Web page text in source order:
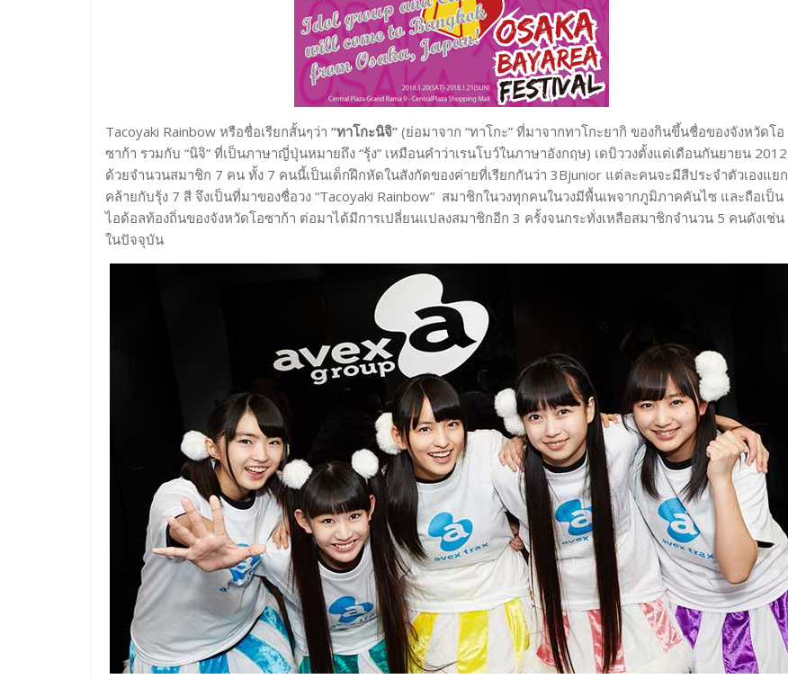
Tacoyaki Rainbow หรือชื่อเรียกสั้นๆว่า “ทาโกะนิจิ” (ย่อมาจาก “ทาโกะ” ที่มาจากทาโกะยากิ ของกินขึ้นชื่อของจังหวัดโอ
ซาก้า รวมกับ “นิจิ” ที่เป็นภาษาญี่ปุ่นหมายถึง “รุ้ง” เหมือนคำว่าเรนโบว์ในภาษาอังกฤษ) เดบิววงตั้งแต่เดือนกันยายน 2012
ด้วยจำนวนสมาชิก 7 คน ทั้ง 7 คนนี้เป็นเด็กฝึกหัดในสังกัดของค่ายที่เรียกกันว่า 3Bjunior แต่ละคนจะมีสีประจำตัวเองแยก
คล้ายกับรุ้ง 7 สี จึงเป็นที่มาของชื่อวง “Tacoyaki Rainbow” สมาชิกในวงทุกคนในวงมีพื้นเพจากภูมิภาคคันไซ และถือเป็น
ไอด้อลท้องถิ่นของจังหวัดโอซาก้า ต่อมาได้มีการเปลี่ยนแปลงสมาชิกอีก 3 ครั้งจนกระทั่งเหลือสมาชิกจำนวน 5 คนดังเช่น
ในปัจจุบัน